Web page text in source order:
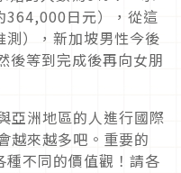
364,000日元），從這
），新加坡男性今後
後等到完成後再向女朋
亞洲地區的人進行國際
越來越多吧。重要的
不同的價值觀！請各